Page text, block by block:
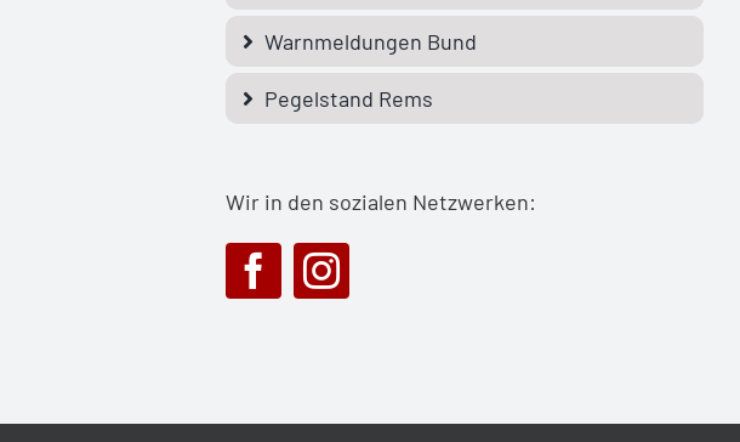
Warnmeldungen Bund
Pegelstand Rems
Wir in den sozialen Netzwerken: